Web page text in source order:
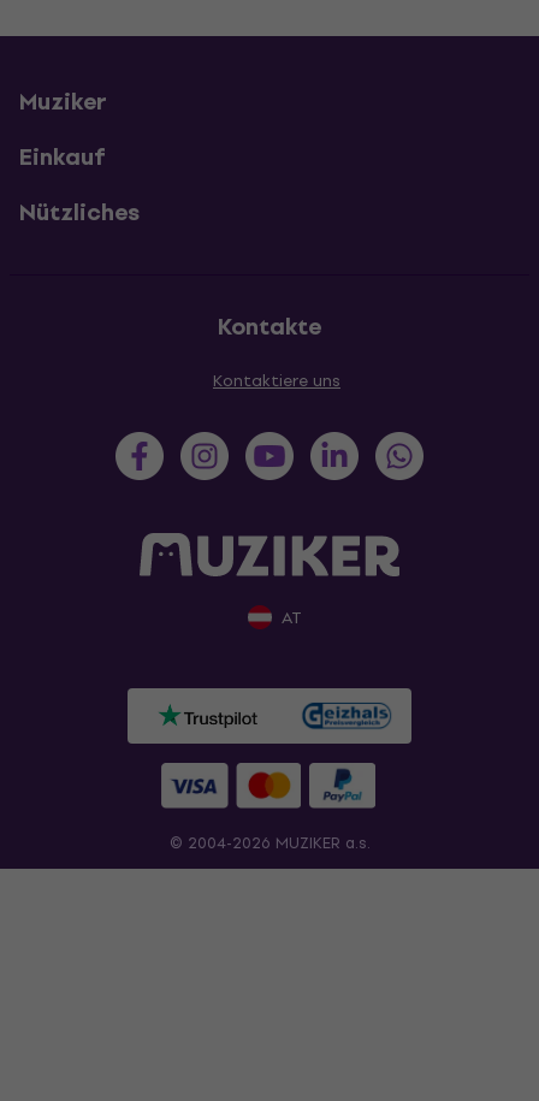
Muziker
Einkauf
Nützliches
Kontakte
Kontaktiere uns
AT
© 2004-2026 MUZIKER a.s.